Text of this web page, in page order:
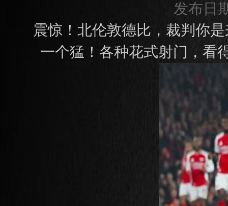
发布日
震惊！北伦敦德比，裁判你
一个猛！各种花式射门，看